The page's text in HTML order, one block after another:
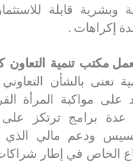
وبشرية قابلة
إكراهات .
مكتب تنمية
تعنى بالشأن
على مواكبة المرأة
عدة برامج ترتكز على
ودعم مالي
الخاص في إطار